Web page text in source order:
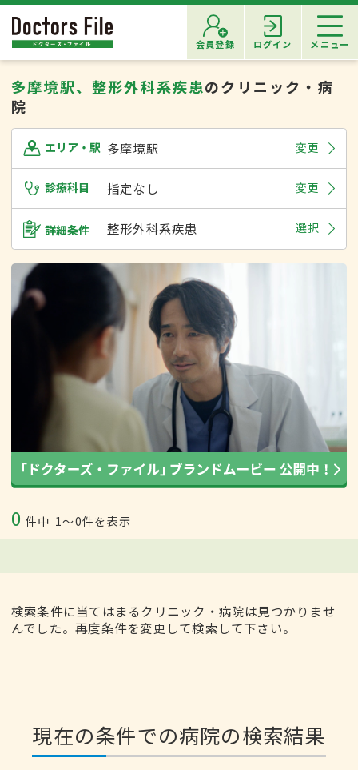
会員登録 ログイン メニュー
多摩境駅、整形外科系疾患のクリニック・病
院
エリア・駅 多摩境駅 変更
診療科目 指定なし 変更
詳細条件 整形外科系疾患 選択
0 件中 1〜0件を表示
検索条件に当てはまるクリニック・病院は見つかりませ
んでした。再度条件を変更して検索して下さい。
現在の条件での病院の検索結果